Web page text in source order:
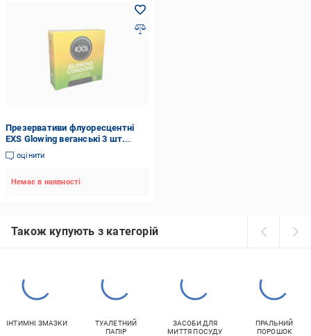
Презервативи флуоресцентні
EXS Glowing веганські 3 шт.
(EXS102474)
оцінити
Немає в наявності
Також купують з категорій
ІНТИМНІ ЗМАЗКИ
ТУАЛЕТНИЙ
ПАПІР
ЗАСОБИ ДЛЯ
МИТТЯ ПОСУДУ
ПРАЛЬНИЙ
ПОРОШОК